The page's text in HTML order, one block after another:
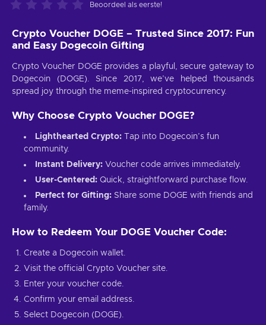
Beoordeel als eerste!
Crypto Voucher DOGE – Trusted Since 2017: Fun
and Easy Dogecoin Gifting
Crypto Voucher DOGE provides a playful, secure gateway to
Dogecoin (DOGE). Since 2017, we’ve helped thousands
spread joy through the meme-inspired cryptocurrency.
Why Choose Crypto Voucher DOGE?
Lighthearted Crypto: Tap into Dogecoin’s fun
community.
Instant Delivery: Voucher code arrives immediately.
User-Centered: Quick, straightforward purchase flow.
Perfect for Gifting: Share some DOGE with friends and
family.
How to Redeem Your DOGE Voucher Code:
Create a Dogecoin wallet.
Visit the official Crypto Voucher site.
Enter your voucher code.
Confirm your email address.
Select Dogecoin (DOGE).